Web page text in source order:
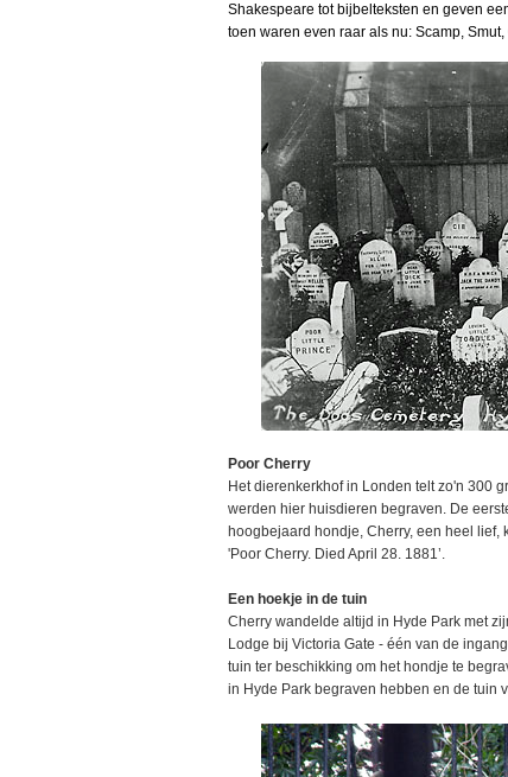
Shakespeare tot bijbelteksten en geven
toen waren even raar als nu: Scamp,
Poor Cherry
Het dierenkerkhof in Londen telt zo'n 300
werden hier huisdieren begraven. De
hoogbejaard hondje, Cherry, een heel
'Poor Cherry. Died April 28. 1881’.
Een hoekje in de tuin
Cherry wandelde altijd in Hyde Park met
Lodge bij Victoria Gate - één van de
tuin ter beschikking om het hondje te
in Hyde Park begraven hebben en de tuin